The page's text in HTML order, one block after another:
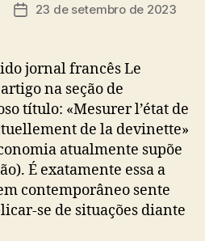
Data23 de setembro de 2023
jornal francês Le
na seção de
título: «Mesurer l’état de
de la devinette»
atualmente supõe
É exatamente essa a
contemporâneo sente
se de situações diante